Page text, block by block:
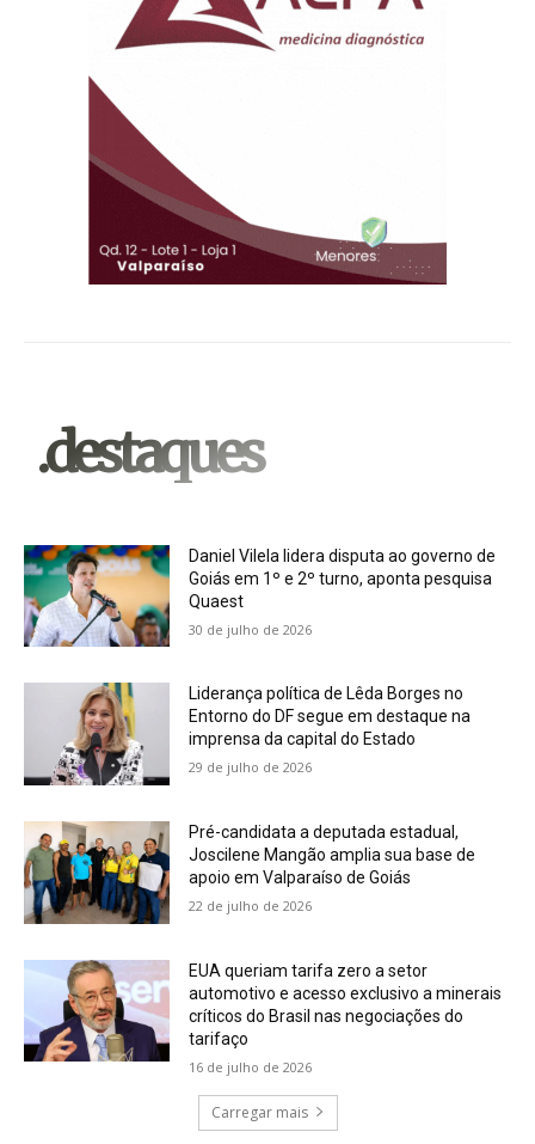
.destaques
Daniel Vilela lidera disputa ao governo de
Goiás em 1º e 2º turno, aponta pesquisa
Quaest
30 de julho de 2026
Liderança política de Lêda Borges no
Entorno do DF segue em destaque na
imprensa da capital do Estado
29 de julho de 2026
Pré-candidata a deputada estadual,
Joscilene Mangão amplia sua base de
apoio em Valparaíso de Goiás
22 de julho de 2026
EUA queriam tarifa zero a setor
automotivo e acesso exclusivo a minerais
críticos do Brasil nas negociações do
tarifaço
16 de julho de 2026
Carregar mais